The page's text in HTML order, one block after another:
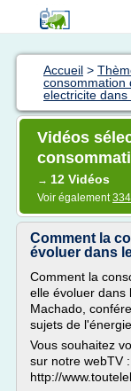
Accueil >
consommation
electricite
Vidéos
→ 12 Vidéos
Voir également
Comment la
évoluer dans
Comment la
elle évoluer dans
Machado,
sujets de
Vous souhaitez
sur notre webTV :
http://